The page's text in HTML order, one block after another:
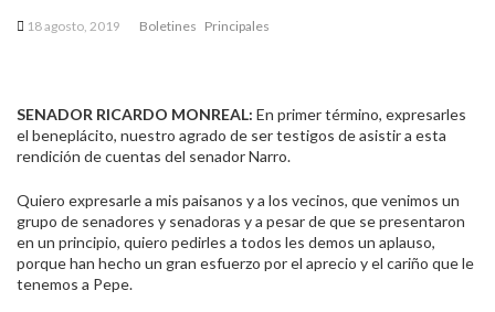
18 agosto, 2019 Boletines Principales
SENADOR RICARDO MONREAL: En primer término, expresarles
el beneplácito, nuestro agrado de ser testigos de asistir a esta
rendición de cuentas del senador Narro.
Quiero expresarle a mis paisanos y a los vecinos, que venimos un
grupo de senadores y senadoras y a pesar de que se presentaron
en un principio, quiero pedirles a todos les demos un aplauso,
porque han hecho un gran esfuerzo por el aprecio y el cariño que le
tenemos a Pepe.